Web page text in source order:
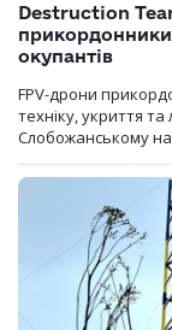
Destruction
прикордонники
окупантів
FPV-дрони
техніку, укриття
Слобожанському